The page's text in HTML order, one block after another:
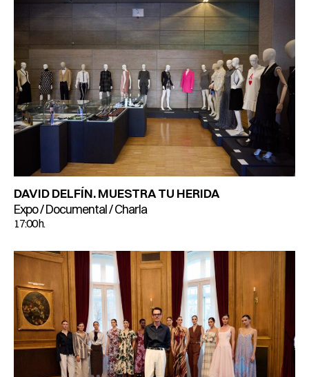
DAVID DELFÍN. MUESTRA TU HERIDA
Expo / Documental / Charla
17:00 h.